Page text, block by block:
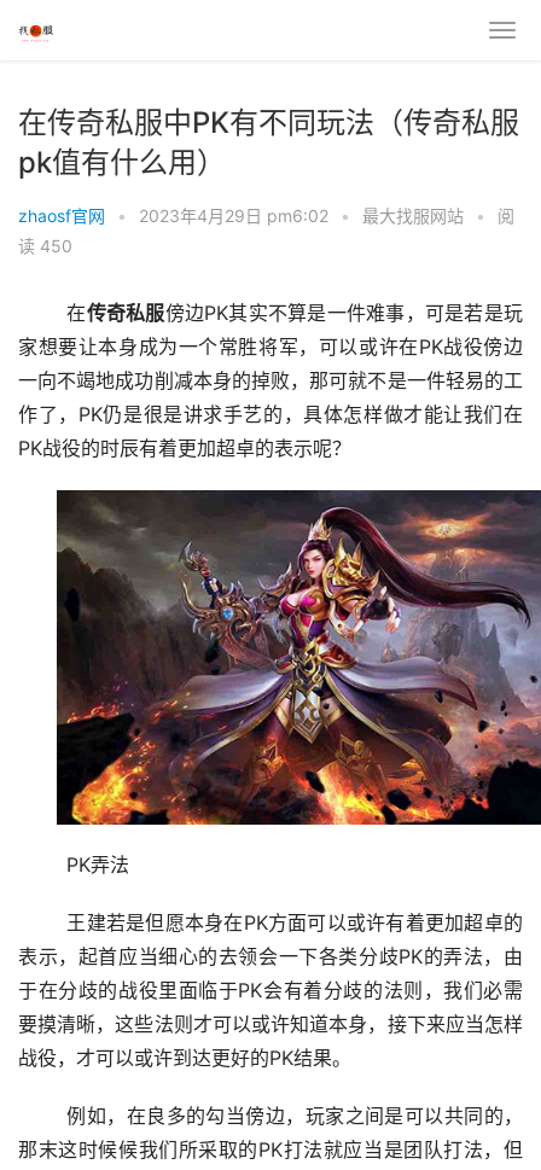
在传奇私服中PK有不同玩法（传奇私服
pk值有什么用）
zhaosf官网 • 2023年4月29日 pm6:02 • 最大找服网站 •
阅
读 450
	在
传奇私服傍边PK其实不算是一件难事，可是若是玩
家想要让本身成为一个常胜将军，可以或许在PK战役傍边
一向不竭地成功削减本身的掉败，那可就不是一件轻易的工
作了，PK仍是很是讲求手艺的，具体怎样做才能让我们在
PK战役的时辰有着更加超卓的表示呢？
	PK弄法
表示，起首应当细心的去领会一下各类分歧PK的弄法，由
于在分歧的战役里面临于PK会有着分歧的法则，我们必需
要摸清晰，这些法则才可以或许知道本身，接下来应当怎样
战役，才可以或许到达更好的PK结果。
	例如，在良多的勾当傍边，玩家之间是可以共同的，
那末这时候候我们所采取的PK打法就应当是团队打法，但